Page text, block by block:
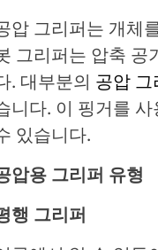
압 그리퍼는 개체
그리퍼는 압축 공
. 대부분의 공압 그
니다. 이 핑거를
있습니다.
압용 그리퍼 유형
행 그리퍼